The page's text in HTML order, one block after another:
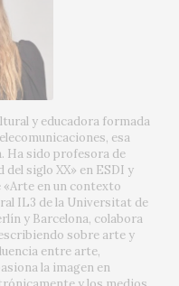
y educadora formada
esa
Ha sido profesora de
siglo XX» en ESDI y
en un contexto
IL3 de la Universitat de
y Barcelona, colabora
sobre arte y
entre arte,
la imagen en